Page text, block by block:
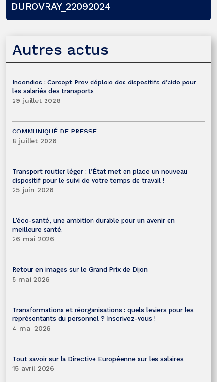
DUROVRAY_22092024
Autres actus
Incendies : Carcept Prev déploie des dispositifs d’aide pour
les salariés des transports
29 juillet 2026
COMMUNIQUÉ DE PRESSE
8 juillet 2026
Transport routier léger : l’État met en place un nouveau
dispositif pour le suivi de votre temps de travail !
25 juin 2026
L’éco-santé, une ambition durable pour un avenir en
meilleure santé.
26 mai 2026
Retour en images sur le Grand Prix de Dijon
5 mai 2026
Transformations et réorganisations : quels leviers pour les
représentants du personnel ? Inscrivez-vous !
4 mai 2026
Tout savoir sur la Directive Européenne sur les salaires
15 avril 2026